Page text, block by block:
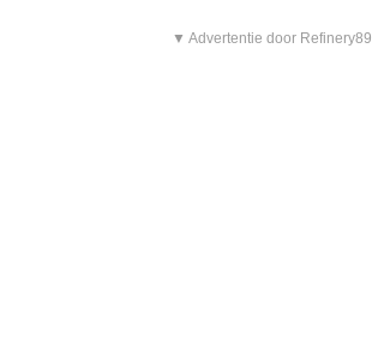
▼ Advertentie door Refinery89